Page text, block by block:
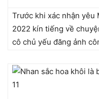
Trước khi xác nhận yêu
2022 kín tiếng về
cô chủ yếu đăng ảnh